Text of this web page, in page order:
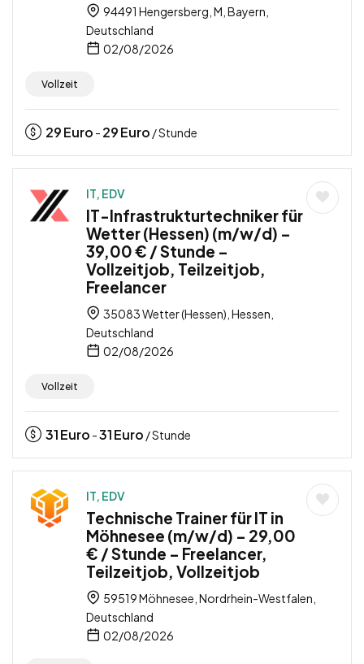
94491 Hengersberg, M, Bayern,
Deutschland
02/08/2026
Vollzeit
29Euro - 29Euro / Stunde
IT, EDV
IT-Infrastrukturtechniker für
Wetter (Hessen) (m/w/d) –
39,00 € / Stunde –
Vollzeitjob, Teilzeitjob,
Freelancer
35083 Wetter (Hessen), Hessen,
Deutschland
02/08/2026
Vollzeit
31Euro -31Euro / Stunde
IT, EDV
Technische Trainer für IT in
Möhnesee (m/w/d) – 29,00
€ / Stunde – Freelancer,
Teilzeitjob, Vollzeitjob
59519 Möhnesee, Nordrhein-Westfalen,
Deutschland
02/08/2026